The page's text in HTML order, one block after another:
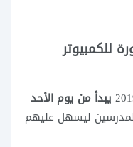
صورة للكمبيوتر
يبدأ من يوم الأحد
ليسهل عليهم